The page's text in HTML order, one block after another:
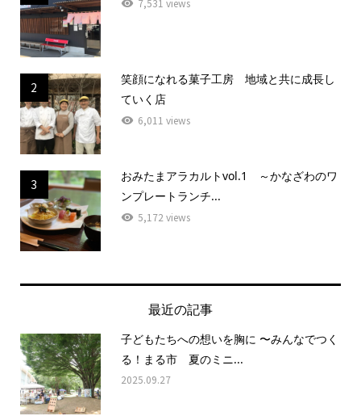
2
笑顔になれる菓子工房 地域と共に成長し
ていく店
6,011 views
3
おみたまアラカルトvol.1 ～かなざわのワ
ンプレートランチ...
5,172 views
最近の記事
子どもたちへの想いを胸に 〜みんなでつく
る！まる市 夏のミニ...
2025.09.27